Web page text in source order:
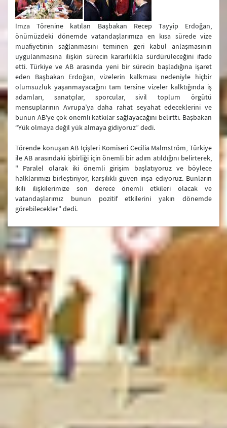
İmza Törenine katılan Başbakan Recep Tayyip Erdoğan,
önümüzdeki dönemde vatandaşlarımıza en kısa sürede vize
muafiyetinin sağlanmasını teminen geri kabul anlaşmasının
uygulanmasına ilişkin sürecin kararlılıkla sürdürüleceğini ifade
etti. Türkiye ve AB arasında yeni bir sürecin başladığına işaret
eden Başbakan Erdoğan, vizelerin kalkması nedeniyle hiçbir
olumsuzluk yaşanmayacağını tam tersine vizeler kalktığında iş
adamları, sanatçılar, sporcular, sivil toplum örgütü
mensuplarının Avrupa’ya daha rahat seyahat edeceklerini ve
bunun AB'ye çok önemli katkılar sağlayacağını belirtti. Başbakan
“Yük olmaya değil yük almaya gidiyoruz” dedi.
Törende konuşan AB İçişleri Komiseri Cecilia Malmström, Türkiye
ile AB arasındaki işbirliği için önemli bir adım atıldığını belirterek,
" Paralel olarak iki önemli girişim başlatıyoruz ve böylece
halklarımızı birleştiriyor, karşılıklı güven inşa ediyoruz. Bunların
ikili ilişkilerimize son derece önemli etkileri olacak ve
vatandaşlarımız bunun pozitif etkilerini yakın dönemde
görebilecekler" dedi.
Bakanlık
Merkez Teşkilatımız
Yurtdışındaki Temsilciliklerimiz
Yurtiçi Temsilciliklerimiz
Türkiye Cumhuriyeti Dışişleri Bakanlığı Tarihçesi
Şehit Diplomatlarımız
Güncel Duyurular
SAM